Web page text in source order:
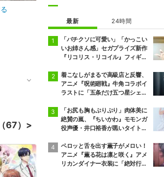
67）
最新 24時間
「バチクソに可愛い」「かっこい
いお姉さん感」セガプライズ新作
『リコリス・リコイル』フィギュ
着こなしがまるで高級店と反響、
アニメ『呪術廻戦』牛角コラボイ
ラストに「五条だけ五つ星シェ
「お尻も胸もぷりぷり」肉体美に
絶賛の嵐、『ちいかわ』モモンガ
役声優・井口裕香が黒いタイトウ
ペロッと舌を出す薫子がメロい！
アニメ『薫る花は凛と咲く』アメ
リカンダイナー衣装に「絶対行き